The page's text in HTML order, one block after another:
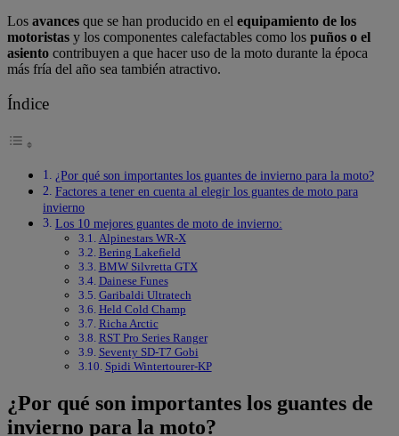
Los avances que se han producido en el equipamiento de los
motoristas y los componentes calefactables como los puños o el
asiento contribuyen a que hacer uso de la moto durante la época
más fría del año sea también atractivo.
Índice
¿Por qué son importantes los guantes de invierno para la moto?
Factores a tener en cuenta al elegir los guantes de moto para
invierno
Los 10 mejores guantes de moto de invierno:
Alpinestars WR-X
Bering Lakefield
BMW Silvretta GTX
Dainese Funes
Garibaldi Ultratech
Held Cold Champ
Richa Arctic
RST Pro Series Ranger
Seventy SD-T7 Gobi
Spidi Wintertourer-KP
¿Por qué son importantes los guantes de
invierno para la moto?